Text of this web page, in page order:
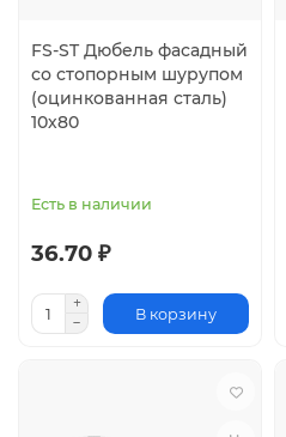
FS-ST Дюбель фасадный
со стопорным шурупом
(оцинкованная сталь)
10х80
Есть в наличии
36.70 ₽
В корзину